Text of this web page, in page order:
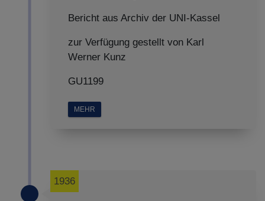
Bericht aus Archiv der UNI-Kassel
zur Verfügung gestellt von Karl
Werner Kunz
GU1199
MEHR
1936